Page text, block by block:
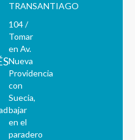
TRANSANTIAGO
104 /
Tomar
en Av.
Nueva
Providencia
con
Suecia,
bajar
en el
paradero